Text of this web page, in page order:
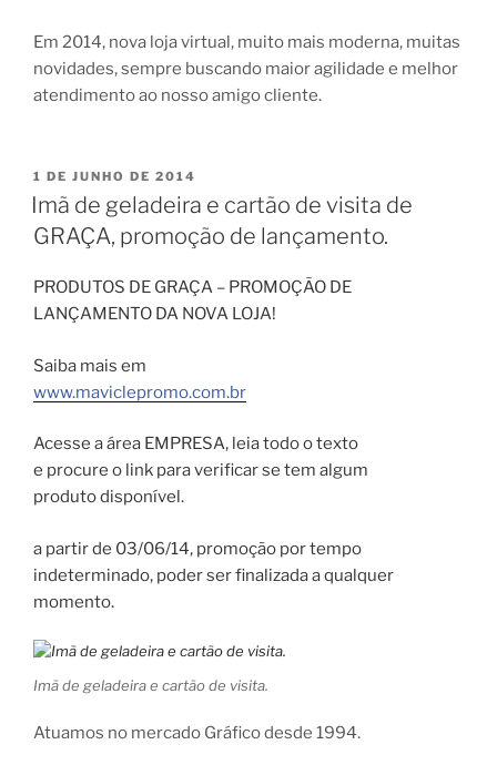
Em 2014, nova loja virtual, muito mais moderna, muitas
novidades, sempre buscando maior agilidade e melhor
atendimento ao nosso amigo cliente.
PUBLICADO
EM
1 DE JUNHO DE 2014
Imã de geladeira e cartão de visita de
GRAÇA, promoção de lançamento.
PRODUTOS DE GRAÇA – PROMOÇÃO DE
LANÇAMENTO DA NOVA LOJA!
Saiba mais em
www.maviclepromo.com.br
Acesse a área EMPRESA, leia todo o texto
e procure o link para verificar se tem algum
produto disponível.
a partir de 03/06/14, promoção por tempo
indeterminado, poder ser finalizada a qualquer
momento.
Imã de geladeira e cartão de visita.
Atuamos no mercado Gráfico desde 1994.